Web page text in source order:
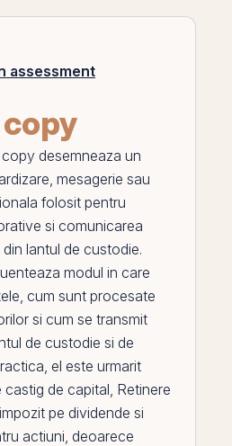
assessment
copydesemneaza un
mesagerie sau
folosit pentru
si comunicarea
lantul de custodie.
modul in care
cum sunt procesate
si cum se transmit
de custodie si de
el este urmarit
castig de capital, Retinere
pe dividende si
actiuni, deoarece